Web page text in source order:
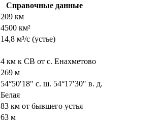
Справочные данные
209 км
4500 км²
14,8 м³/с (устье)
4 км к СВ от с. Енахметово
269 м
54°50′18″ с. ш. 54°17′30″ в. д.
Белая
83 км от бывшего устья
63 м